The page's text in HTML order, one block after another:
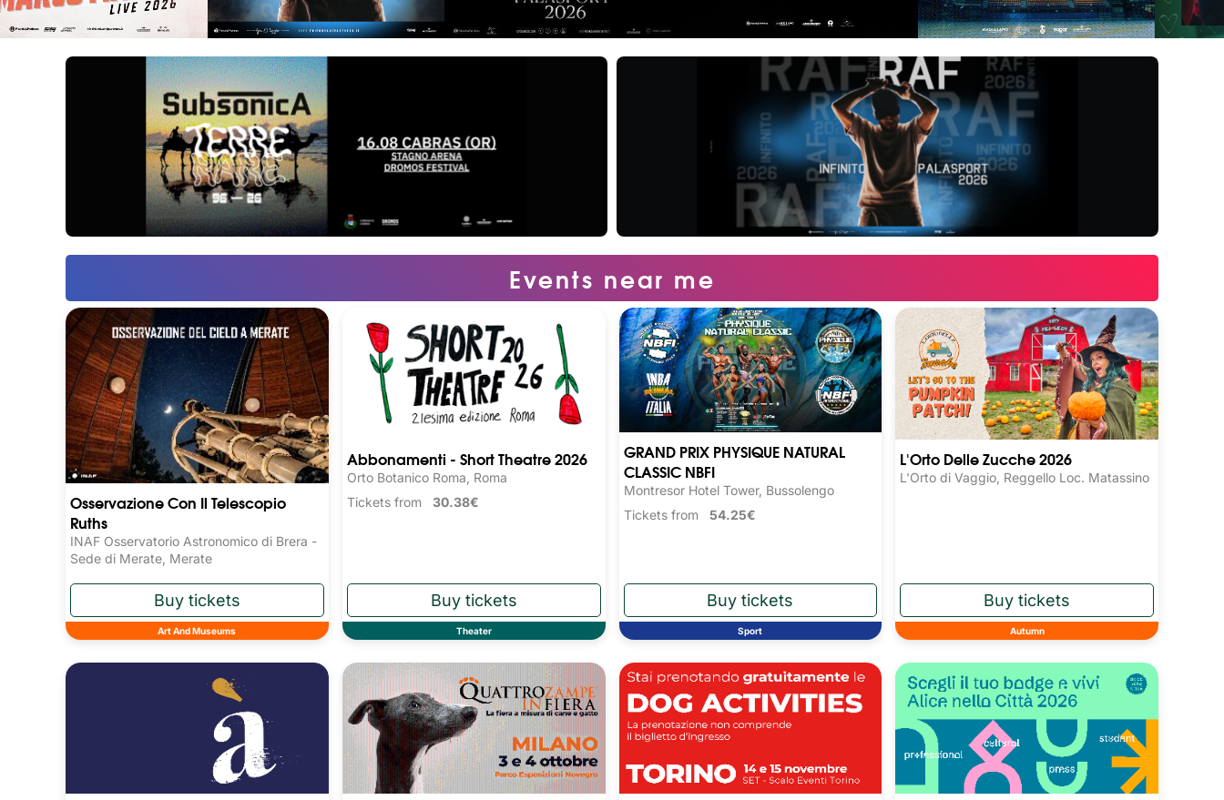
Events near me
Osservazione Con Il Telescopio
Ruths
INAF Osservatorio Astronomico di Brera -
Sede di Merate, Merate
Art And Museums
Abbonamenti - Short Theatre 2026
Orto Botanico Roma, Roma
Tickets from 30.38€
Theater
GRAND PRIX PHYSIQUE NATURAL
CLASSIC NBFI
Montresor Hotel Tower, Bussolengo
Tickets from 54.25€
Sport
L'Orto Delle Zucche 2026
L'Orto di Vaggio, Reggello Loc. Matassino
Autumn